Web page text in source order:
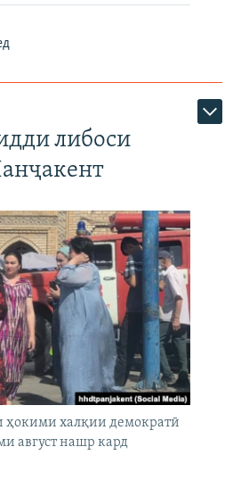
либоси
ҳокими халқии демократӣ
август нашр кард